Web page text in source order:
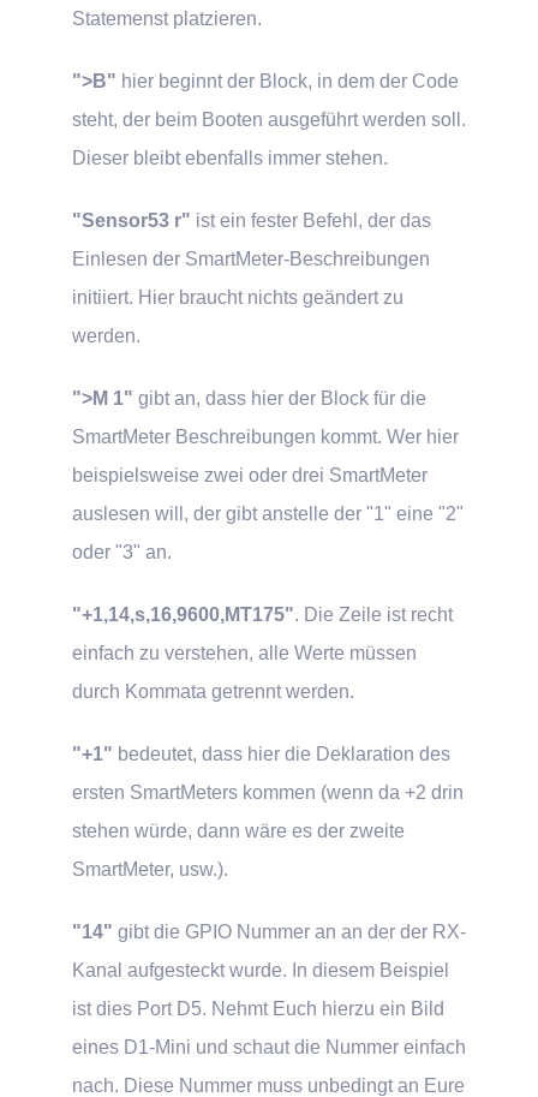
Statemenst platzieren.
">B" hier beginnt der Block, in dem der Code
steht, der beim Booten ausgeführt werden soll.
Dieser bleibt ebenfalls immer stehen.
"Sensor53 r" ist ein fester Befehl, der das
Einlesen der SmartMeter-Beschreibungen
initiiert. Hier braucht nichts geändert zu
werden.
">M 1" gibt an, dass hier der Block für die
SmartMeter Beschreibungen kommt. Wer hier
beispielsweise zwei oder drei SmartMeter
auslesen will, der gibt anstelle der "1" eine "2"
oder "3" an.
"+1,14,s,16,9600,MT175". Die Zeile ist recht
einfach zu verstehen, alle Werte müssen
durch Kommata getrennt werden.
"+1" bedeutet, dass hier die Deklaration des
ersten SmartMeters kommen (wenn da +2 drin
stehen würde, dann wäre es der zweite
SmartMeter, usw.).
"14" gibt die GPIO Nummer an an der der RX-
Kanal aufgesteckt wurde. In diesem Beispiel
ist dies Port D5. Nehmt Euch hierzu ein Bild
eines D1-Mini und schaut die Nummer einfach
nach. Diese Nummer muss unbedingt an Eure